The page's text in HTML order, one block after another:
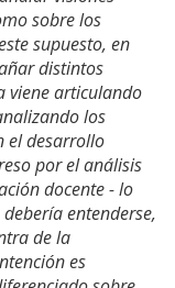
sobre los
supuesto, en
distintos
viene articulando
los
el desarrollo
por el análisis
docente - lo
entenderse,
de la
es